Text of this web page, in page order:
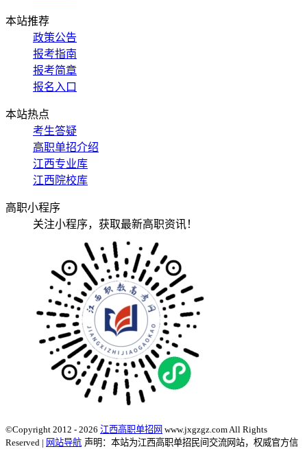
本站推荐
政策公告
报考指南
报考简章
报名入口
本站热点
考生答疑
高职单招介绍
江西专业库
江西院校库
高职小程序
关注小程序，获取最新高职资讯！
©Copyright 2012 - 2026 江西高职单招网 www.jxgzgz.com All Rights
Reserved | 网站导航 声明：本站为江西高职单招民间交流网站，权威官方信